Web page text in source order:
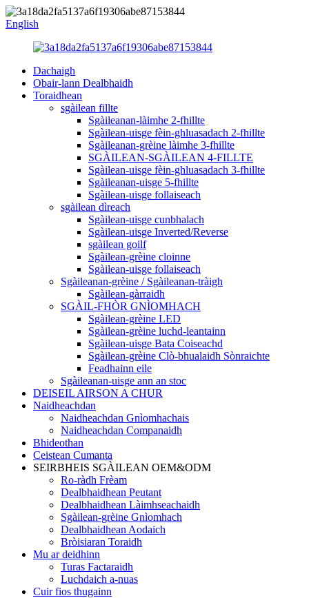
English
Dachaigh
Obair-lann Dealbhaidh
Toraidhean
sgàilean fillte
Sgàileanan-làimhe 2-fhillte
Sgàilean-uisge fèin-ghluasadach 2-fhillte
Sgàileanan-grèine làimhe 3-fhillte
SGÀILEAN-SGÀILEAN 4-FILLTE
Sgàilean-uisge fèin-ghluasadach 3-fhillte
Sgàileanan-uisge 5-fhillte
Sgàilean-uisge follaiseach
sgàilean dìreach
Sgàilean-uisge cunbhalach
Sgàilean-uisge Inverted/Reverse
sgàilean goilf
Sgàilean-grèine cloinne
Sgàilean-uisge follaiseach
Sgàileanan-grèine / Sgàileanan-tràigh
Sgàilean-gàrraidh
SGÀIL-FHÒR GNÌOMHACH
Sgàilean-grèine LED
Sgàilean-grèine luchd-leantainn
Sgàilean-uisge Bata Coiseachd
Sgàilean-grèine Clò-bhualaidh Sònraichte
Feadhainn eile
Sgàileanan-uisge ann an stoc
DEISEIL AIRSON A CHUR
Naidheachdan
Naidheachdan Gnìomhachais
Naidheachdan Companaidh
Bhideothan
Ceistean Cumanta
SEIRBHEIS SGÀILEAN OEM&ODM
Ro-ràdh Frèam
Dealbhaidhean Peutant
Dealbhaidhean Làimhseachaidh
Sgàilean-grèine Gnìomhach
Dealbhaidhean Aodaich
Bròisiaran Toraidh
Mu ar deidhinn
Turas Factaraidh
Luchdaich a-nuas
Cuir fios thugainn